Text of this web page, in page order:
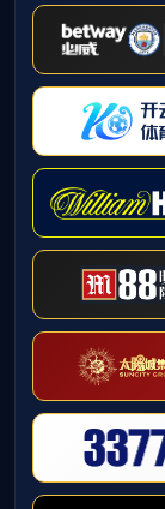
通知公告